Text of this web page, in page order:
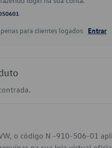
para clientes logados. Entrar
o código N -910-506-01